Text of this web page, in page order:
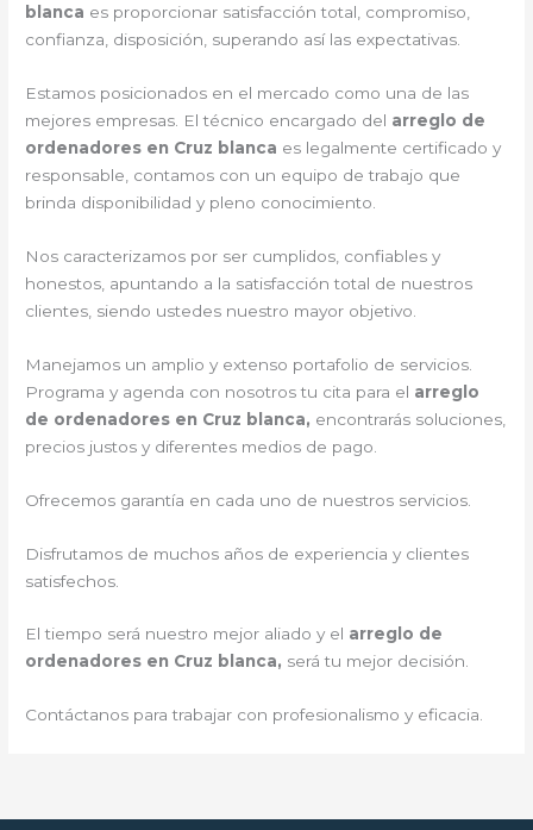
blanca es proporcionar satisfacción total, compromiso,
confianza, disposición, superando así las expectativas.
Estamos posicionados en el mercado como una de las
mejores empresas. El técnico encargado del arreglo de
ordenadores en Cruz blanca es legalmente certificado y
responsable, contamos con un equipo de trabajo que
brinda disponibilidad y pleno conocimiento.
Nos caracterizamos por ser cumplidos, confiables y
honestos, apuntando a la satisfacción total de nuestros
clientes, siendo ustedes nuestro mayor objetivo.
Manejamos un amplio y extenso portafolio de servicios.
Programa y agenda con nosotros tu cita para el arreglo
de ordenadores en Cruz blanca, encontrarás soluciones,
precios justos y diferentes medios de pago.
Ofrecemos garantía en cada uno de nuestros servicios.
Disfrutamos de muchos años de experiencia y clientes
satisfechos.
El tiempo será nuestro mejor aliado y el arreglo de
ordenadores en Cruz blanca, será tu mejor decisión.
Contáctanos para trabajar con profesionalismo y eficacia.